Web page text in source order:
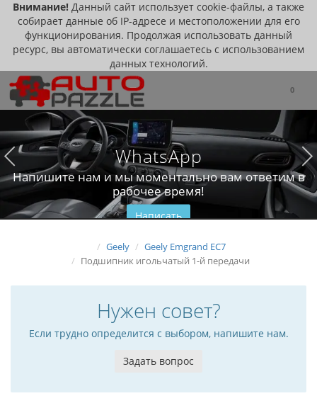
Внимание! Данный сайт использует cookie-файлы, а также
собирает данные об IP-адресе и местоположении для его
функционирования. Продолжая использовать данный
ресурс, вы автоматически соглашаетесь с использованием
данных технологий.
0
WhatsApp
Напишите нам и мы моментально вам ответим в
рабочее время!
Написать
Geely
Geely Emgrand EC7
Подшипник игольчатый 1-й передачи
Нужен совет?
Если трудно определится с выбором, напишите нам.
Задать вопрос